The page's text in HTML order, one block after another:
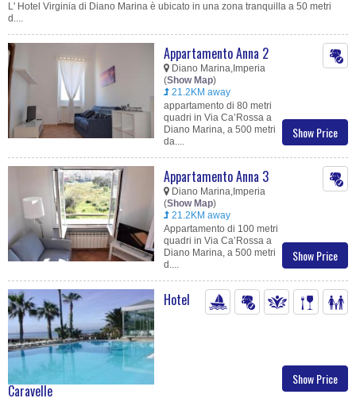
L' Hotel Virginia di Diano Marina è ubicato in una zona tranquilla a 50 metri
d....
Show Price
Appartamento Anna 2
Diano Marina,Imperia
(Show Map)
21.2KM away
appartamento di 80 metri
quadri in Via Ca’Rossa a
Diano Marina, a 500 metri
da....
Show Price
Appartamento Anna 3
Diano Marina,Imperia
(Show Map)
21.2KM away
Appartamento di 100 metri
quadri in Via Ca’Rossa a
Diano Marina, a 500 metri
d....
Show Price
Hotel
Caravelle